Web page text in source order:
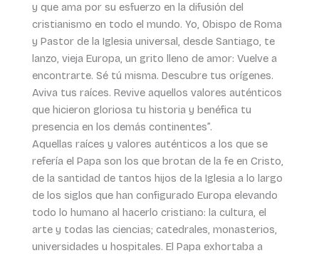
y que ama por su esfuerzo en la difusión del
cristianismo en todo el mundo. Yo, Obispo de Roma
y Pastor de la Iglesia universal, desde Santiago, te
lanzo, vieja Europa, un grito lleno de amor: Vuelve a
encontrarte. Sé tú misma. Descubre tus orígenes.
Aviva tus raíces. Revive aquellos valores auténticos
que hicieron gloriosa tu historia y benéfica tu
presencia en los demás continentes”.
Aquellas raíces y valores auténticos a los que se
refería el Papa son los que brotan de la fe en Cristo,
de la santidad de tantos hijos de la Iglesia a lo largo
de los siglos que han configurado Europa elevando
todo lo humano al hacerlo cristiano: la cultura, el
arte y todas las ciencias; catedrales, monasterios,
universidades u hospitales. El Papa exhortaba a